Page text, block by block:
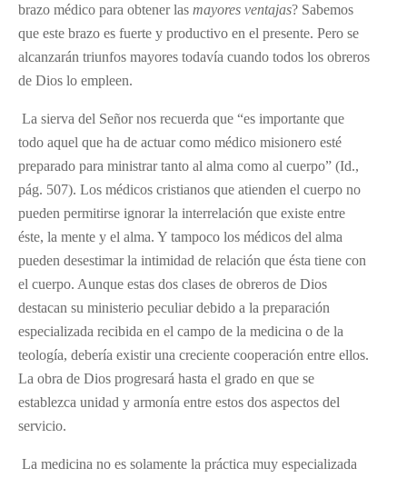
brazo médico para obtener las mayores ventajas? Sabemos
que este brazo es fuerte y productivo en el presente. Pero se
alcanzarán triunfos mayores todavía cuando todos los obreros
de Dios lo empleen.
La sierva del Señor nos recuerda que “es importante que
todo aquel que ha de actuar como médico misionero esté
preparado para ministrar tanto al alma como al cuerpo” (Id.,
pág. 507). Los médicos cristianos que atienden el cuerpo no
pueden permitirse ignorar la interrelación que existe entre
éste, la mente y el alma. Y tampoco los médicos del alma
pueden desestimar la intimidad de relación que ésta tiene con
el cuerpo. Aunque estas dos clases de obreros de Dios
destacan su ministerio peculiar debido a la preparación
especializada recibida en el campo de la medicina o de la
teología, debería existir una creciente cooperación entre ellos.
La obra de Dios progresará hasta el grado en que se
establezca unidad y armonía entre estos dos aspectos del
servicio.
La medicina no es solamente la práctica muy especializada